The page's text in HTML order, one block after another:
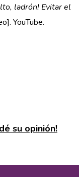
ladrón! Evitar el
YouTube.
su opinión!